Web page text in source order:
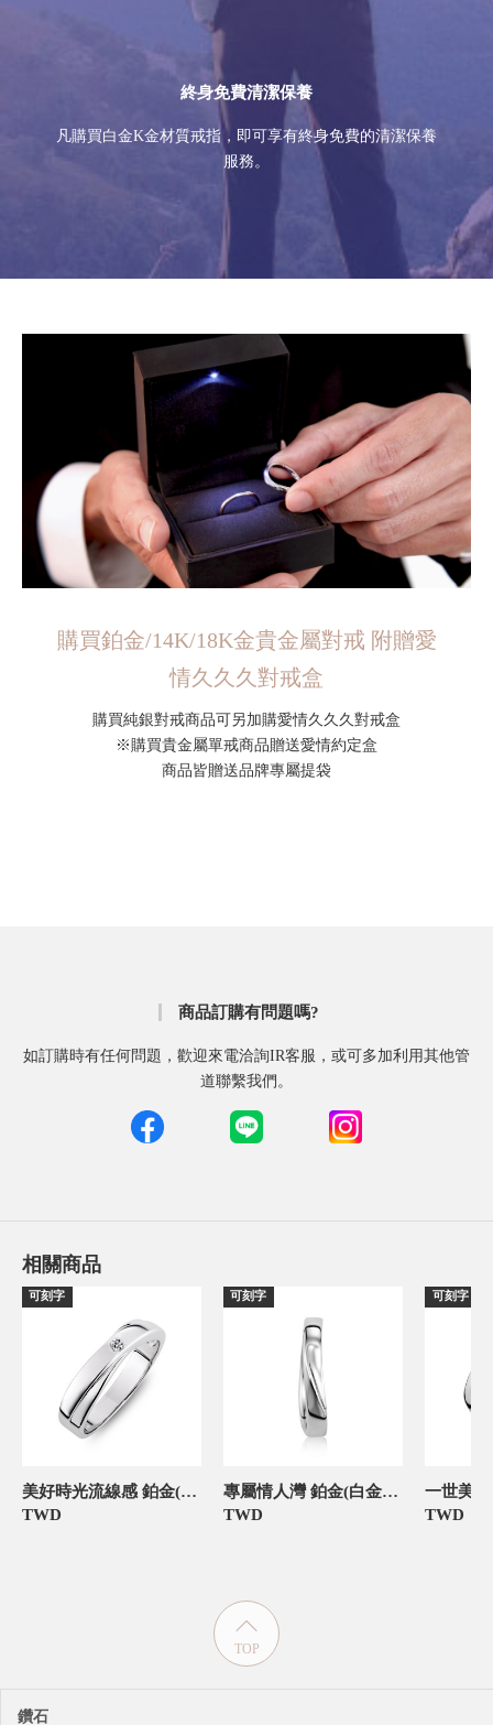
終身免費清潔保養
凡購買白金K金材質戒指，即可享有終身免費的清潔保養
服務。
購買鉑金/14K/18K金貴金屬對戒 附贈愛
情久久久對戒盒
購買純銀對戒商品可另加購愛情久久久對戒盒
※購買貴金屬單戒商品贈送愛情約定盒
商品皆贈送品牌專屬提袋
商品訂購有問題嗎?
如訂購時有任何問題，歡迎來電洽詢IR客服，或可多加利用其他管
道聯繫我們。
相關商品
可刻字
美好時光流線感 鉑金(白金)男款結婚對戒
TWD
可刻字
專屬情人灣 鉑金(白金)男款結婚對戒
TWD
可刻字
TWD
TOP
鑽石